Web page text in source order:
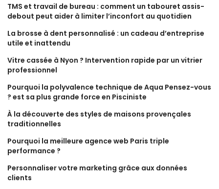
TMS et travail de bureau : comment un tabouret assis-
debout peut aider à limiter l’inconfort au quotidien
La brosse à dent personnalisé : un cadeau d’entreprise
utile et inattendu
Vitre cassée à Nyon ? Intervention rapide par un vitrier
professionnel
Pourquoi la polyvalence technique de Aqua Pensez-vous
? est sa plus grande force en Pisciniste
À la découverte des styles de maisons provençales
traditionnelles
Pourquoi la meilleure agence web Paris triple
performance ?
Personnaliser votre marketing grâce aux données
clients